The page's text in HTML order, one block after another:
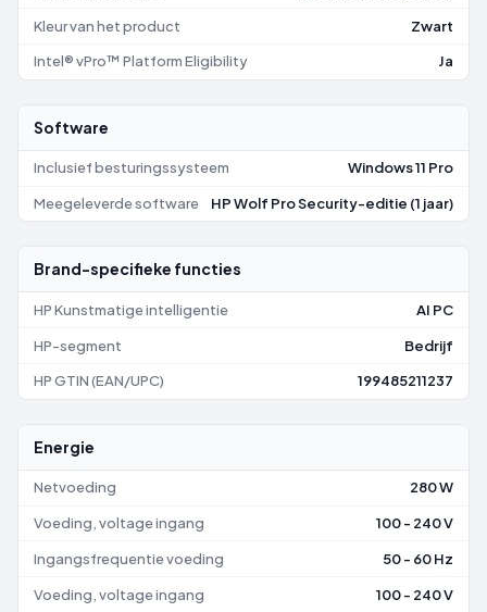
Kleur van het product Zwart
Intel® vPro™ Platform Eligibility Ja
Software
Inclusief besturingssysteem Windows 11 Pro
Meegeleverde software HP Wolf Pro Security-editie (1 jaar)
Brand-specifieke functies
HP Kunstmatige intelligentie AI PC
HP-segment Bedrijf
HP GTIN (EAN/UPC) 199485211237
Energie
Netvoeding 280 W
Voeding, voltage ingang 100 - 240 V
Ingangsfrequentie voeding 50 - 60 Hz
Voeding, voltage ingang 100 - 240 V